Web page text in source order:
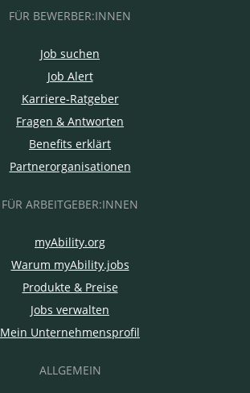
FÜR BEWERBER:INNEN
Job suchen
Job Alert
Karriere-Ratgeber
Fragen & Antworten
Benefits erklärt
Partnerorganisationen
FÜR ARBEITGEBER:INNEN
myAbility.org
Warum myAbility.jobs
Produkte & Preise
Jobs verwalten
Mein Unternehmensprofil
ALLGEMEIN